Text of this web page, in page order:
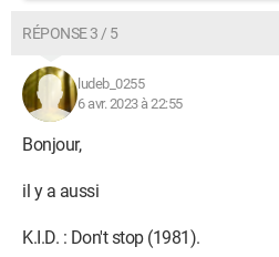
RÉPONSE 3 / 5
ludeb_0255
6 avr. 2023 à 22:55
Bonjour,
il y a aussi
K.I.D. : Don't stop (1981).